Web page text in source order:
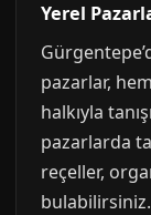
Yerel
pazarlar,
halkıyla
pazarlarda
reçeller,